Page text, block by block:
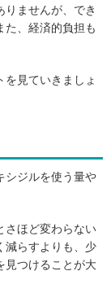
りませんが、でき
た、経済的負担も
を見ていきましょ
シジルを使う量や
さほど変わらない
減らすよりも、少
見つけることが大